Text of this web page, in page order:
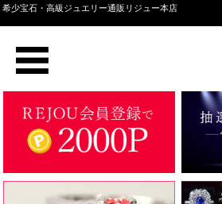
希少宝石・高級ジュエリー通販リジュー本店